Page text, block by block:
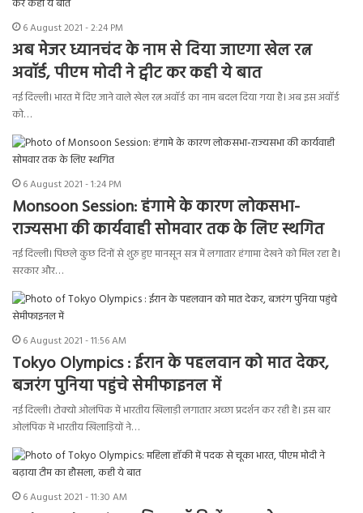
6 August 2021 - 2:24 PM
अब मेजर ध्यानचंद के नाम से दिया जाएगा खेल रत्न
अवॉर्ड, पीएम मोदी ने ट्वीट कर कही ये बात
नई दिल्ली। भारत में दिए जाने वाले खेल रत्न अवॉर्ड का नाम बदल दिया गया है। अब इस अवॉर्ड
को…
6 August 2021 - 1:24 PM
Monsoon Session: हंगामे के कारण लोकसभा-
राज्यसभा की कार्यवाही सोमवार तक के लिए स्थगित
नई दिल्ली। पिछले कुछ दिनों से शुरु हुए मानसून सत्र में लगातार हंगामा देखने को मिल रहा है।
सरकार और…
6 August 2021 - 11:56 AM
Tokyo Olympics : ईरान के पहलवान को मात देकर,
बजरंग पुनिया पहुंचे सेमीफाइनल में
नई दिल्‍ली। टोक्यो ओलंपिक में भारतीय खिलाड़ी लगातार अच्छा प्रदर्शन कर रही है। इस बार
ओलंपिक में भारतीय खिलाड़ियों ने…
6 August 2021 - 11:30 AM